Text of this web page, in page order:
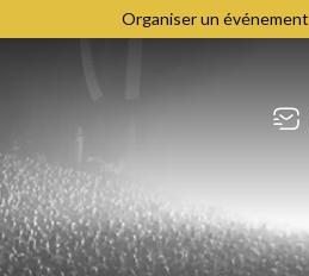
Organiser un événement
Recevez toute l’actualité en
vous abonnant à notre
newsletter :